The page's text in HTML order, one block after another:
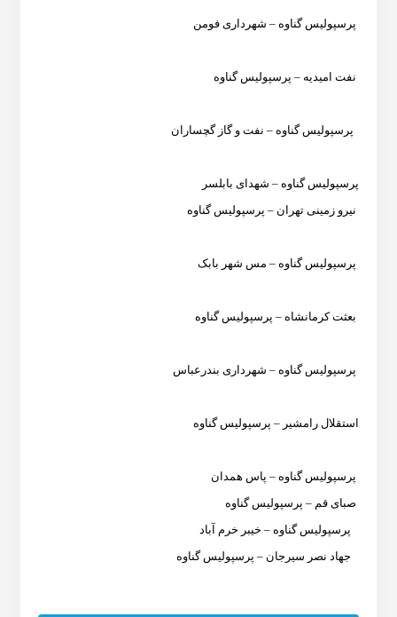
پرسپولیس گناوه – شهرداری فومن
نفت امیدیه – پرسپولیس گناوه
پرسپولیس گناوه – نفت و گاز گچساران
پرسپولیس گناوه – شهدای بابلسر
نیرو زمینی تهران – پرسپولیس گناوه
پرسپولیس گناوه – مس شهر بابک
بعثت کرمانشاه – پرسپولیس گناوه
پرسپولیس گناوه – شهرداری بندرعباس
استقلال رامشیر – پرسپولیس گناوه
پرسپولیس گناوه – پاس همدان
صبای قم – پرسپولیس گناوه
پرسپولیس گناوه – خیبر خرم آباد
جهاد نصر سیرجان – پرسپولیس گناوه